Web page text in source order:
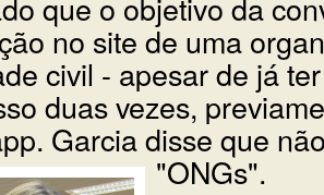
no site de uma
civil - apesar de já
duas vezes,
Garcia disse que
"ONGs".